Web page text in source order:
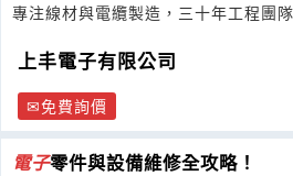
專注線材與電纜製造，三十年工程團
上丰電子有限公司
免費詢價
電子零件與設備維修全攻略！